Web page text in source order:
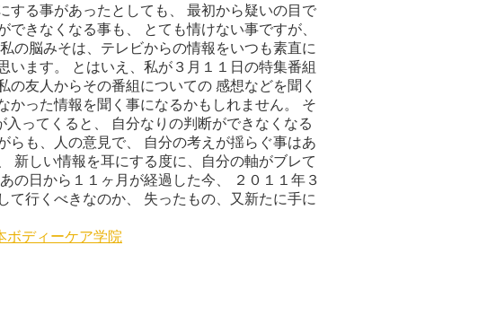
する事があったとしても、 最初から疑いの目で
きなくなる事も、 とても情けない事ですが、
の脳みそは、テレビからの情報をいつも素直に
ます。 とはいえ、私が３月１１日の特集番組
友人からその番組についての 感想などを聞く
かった情報を聞く事になるかもしれません。 そ
ってくると、 自分なりの判断ができなくなる
らも、人の意見で、 自分の考えが揺らぐ事はあ
新しい情報を耳にする度に、自分の軸がブレて
の日から１１ヶ月が経過した今、 ２０１１年３
て行くべきなのか、 失ったもの、又新たに手に
ボディーケア学院